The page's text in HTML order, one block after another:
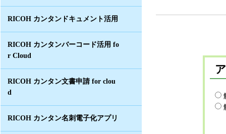
RICOH カンタンドキュメント活用
RICOH カンタンバーコード活用 fo
r Cloud
RICOH カンタン文書申請 for clou
d
RICOH カンタン名刺電子化アプリ